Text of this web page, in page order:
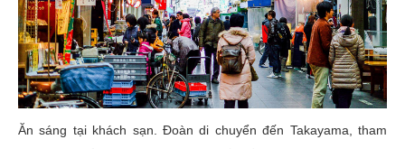
Ăn sáng tại khách sạn. Đoàn di chuyển đến Takayama, tham